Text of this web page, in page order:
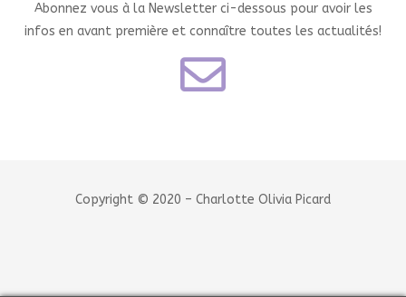
Abonnez vous à la Newsletter ci-dessous pour avoir les
infos en avant première et connaître toutes les actualités!
Copyright © 2020 – Charlotte Olivia Picard